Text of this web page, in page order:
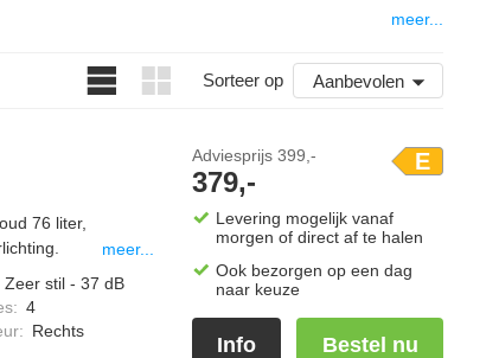
meer...
Sorteer op Aanbevolen
76 liter,
meer...
Zeer stil - 37 dB
: 4
: Rechts
E
Adviesprijs 399,-
379,-
Levering mogelijk vanaf
morgen of direct af te halen
Ook bezorgen op een dag
naar keuze
Info Bestel nu